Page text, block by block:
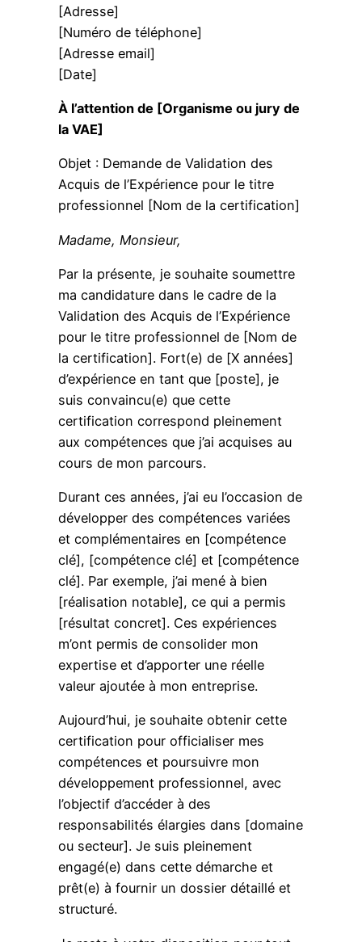
[Adresse]
[Numéro de téléphone]
[Adresse email]
[Date]
À l’attention de [Organisme ou jury de
la VAE]
Objet : Demande de Validation des
Acquis de l’Expérience pour le titre
professionnel [Nom de la certification]
Madame, Monsieur,
Par la présente, je souhaite soumettre
ma candidature dans le cadre de la
Validation des Acquis de l’Expérience
pour le titre professionnel de [Nom de
la certification]. Fort(e) de [X années]
d’expérience en tant que [poste], je
suis convaincu(e) que cette
certification correspond pleinement
aux compétences que j’ai acquises au
cours de mon parcours.
Durant ces années, j’ai eu l’occasion de
développer des compétences variées
et complémentaires en [compétence
clé], [compétence clé] et [compétence
clé]. Par exemple, j’ai mené à bien
[réalisation notable], ce qui a permis
[résultat concret]. Ces expériences
m’ont permis de consolider mon
expertise et d’apporter une réelle
valeur ajoutée à mon entreprise.
Aujourd’hui, je souhaite obtenir cette
certification pour officialiser mes
compétences et poursuivre mon
développement professionnel, avec
l’objectif d’accéder à des
responsabilités élargies dans [domaine
ou secteur]. Je suis pleinement
engagé(e) dans cette démarche et
prêt(e) à fournir un dossier détaillé et
structuré.